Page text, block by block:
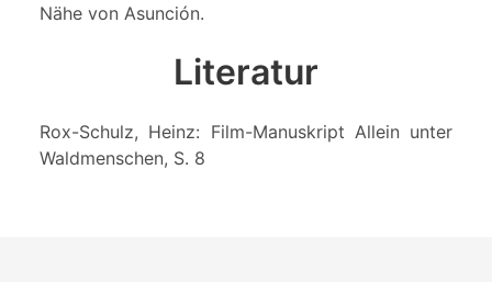
Nähe von Asunción.
Literatur
Rox-Schulz, Heinz: Film-Manuskript Allein unter
Waldmenschen, S. 8